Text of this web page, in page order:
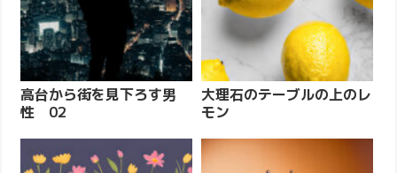
高台から街を見下ろす男
性 02
大理石のテーブルの上のレ
モン